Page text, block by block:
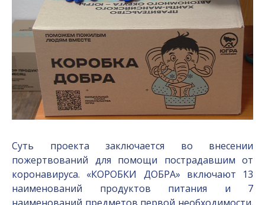
Суть проекта заключается во внесении
пожертвований для помощи пострадавшим от
коронавируса. «КОРОБКИ ДОБРА» включают 13
наименований продуктов питания и 7